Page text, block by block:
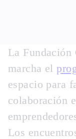
La Fundación
marcha el
espacio para
colaboración
Los